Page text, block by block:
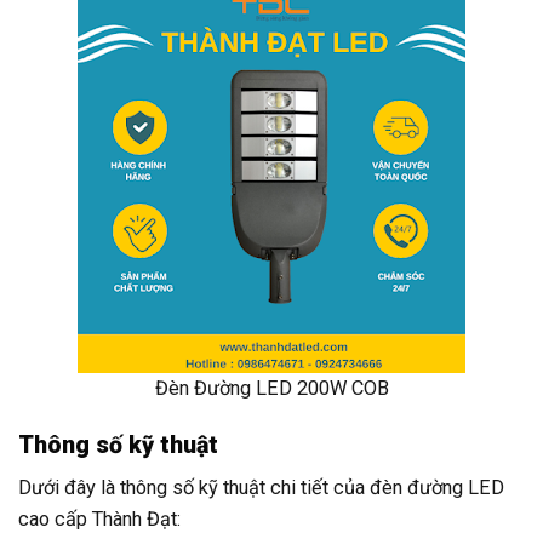
Đèn Đường LED 200W COB
Thông số kỹ thuật
Dưới đây là thông số kỹ thuật chi tiết của đèn đường LED
cao cấp Thành Đạt: